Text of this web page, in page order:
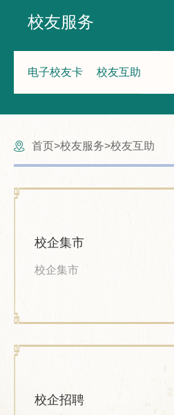
校友服务
电子校友卡 校友互助
首页>校友服务>校友互助
校企集市
校企集市
校企招聘